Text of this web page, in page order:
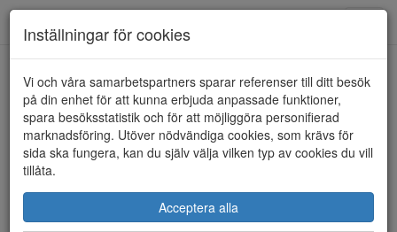
HEM SPRINGYARD
Inställningar för cookies
Vi och våra samarbetspartners sparar referenser till ditt besök
på din enhet för att kunna erbjuda anpassade funktioner,
spara besöksstatistik och för att möjliggöra personifierad
marknadsföring. Utöver nödvändiga cookies, som krävs för
sida ska fungera, kan du själv välja vilken typ av cookies du vill
tillåta.
Acceptera alla